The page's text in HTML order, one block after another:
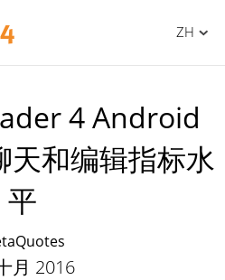
ZH
4 Android
和编辑指标水
平
月 2016